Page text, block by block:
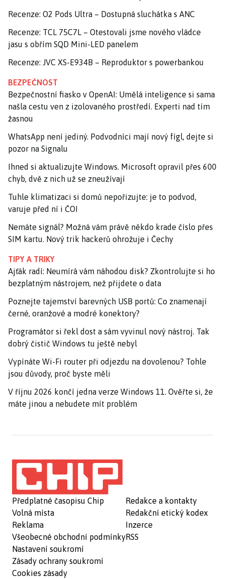
Recenze: O2 Pods Ultra – Dostupná sluchátka s ANC
Recenze: TCL 75C7L – Otestovali jsme nového vládce
jasu s obřím SQD Mini-LED panelem
Recenze: JVC XS-E934B – Reproduktor s powerbankou
BEZPEČNOST
Bezpečnostní fiasko v OpenAI: Umělá inteligence si sama
našla cestu ven z izolovaného prostředí. Experti nad tím
žasnou
WhatsApp není jediný. Podvodníci mají nový fígl, dejte si
pozor na Signalu
Ihned si aktualizujte Windows. Microsoft opravil přes 600
chyb, dvě z nich už se zneužívají
Tuhle klimatizaci si domů nepořizujte: je to podvod,
varuje před ní i ČOI
Nemáte signál? Možná vám právě někdo krade číslo přes
SIM kartu. Nový trik hackerů ohrožuje i Čechy
TIPY A TRIKY
Ajťák radí: Neumírá vám náhodou disk? Zkontrolujte si ho
bezplatným nástrojem, než přijdete o data
Poznejte tajemství barevných USB portů: Co znamenají
černé, oranžové a modré konektory?
Programátor si řekl dost a sám vyvinul nový nástroj. Tak
dobrý čistič Windows tu ještě nebyl
Vypínáte Wi-Fi router při odjezdu na dovolenou? Tohle
jsou důvody, proč byste měli
V říjnu 2026 končí jedna verze Windows 11. Ověřte si, že
máte jinou a nebudete mít problém
Předplatné časopisu Chip
Volná místa
Reklama
Všeobecné obchodní podmínky
Nastavení soukromí
Zásady ochrany soukromí
Cookies zásady
Redakce a kontakty
Redakční etický kodex
Inzerce
RSS